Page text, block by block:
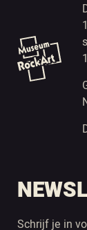
Schrijf je in